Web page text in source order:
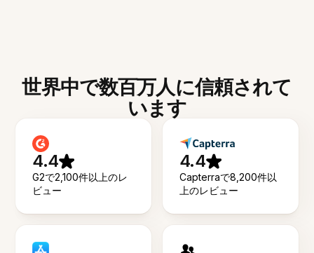
世界中で数百万人に信頼されて
います
4.4
G2で2,100件以上のレ
ビュー
4.4
Capterraで8,200件以
上のレビュー